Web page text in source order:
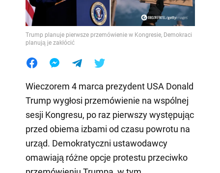
Trump planuje pierwsze przemówienie w Kongresie, Demokraci
planują je zakłócić
Wieczorem 4 marca prezydent USA Donald
Trump wygłosi przemówienie na wspólnej
sesji Kongresu, po raz pierwszy występując
przed obiema izbami od czasu powrotu na
urząd. Demokratyczni ustawodawcy
omawiają różne opcje protestu przeciwko